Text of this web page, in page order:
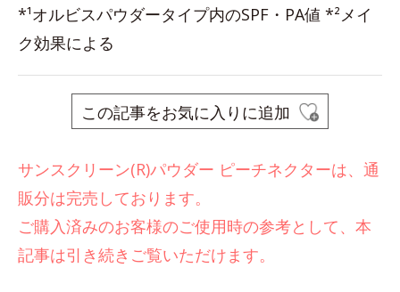
*¹オルビスパウダータイプ内のSPF・PA値 *²メイ
ク効果による
この記事をお気に入りに追加
サンスクリーン(R)パウダー ピーチネクターは、通
販分は完売しております。
ご購入済みのお客様のご使用時の参考として、本
記事は引き続きご覧いただけます。